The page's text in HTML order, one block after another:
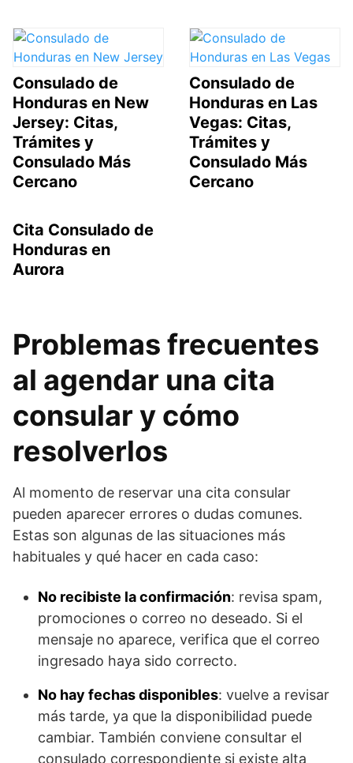
Consulado de
Honduras en New
Jersey: Citas,
Trámites y
Consulado Más
Cercano
Consulado de
Honduras en Las
Vegas: Citas,
Trámites y
Consulado Más
Cercano
Cita Consulado de
Honduras en
Aurora
Problemas frecuentes
al agendar una cita
consular y cómo
resolverlos
Al momento de reservar una cita consular
pueden aparecer errores o dudas comunes.
Estas son algunas de las situaciones más
habituales y qué hacer en cada caso:
No recibiste la confirmación: revisa spam,
promociones o correo no deseado. Si el
mensaje no aparece, verifica que el correo
ingresado haya sido correcto.
No hay fechas disponibles: vuelve a revisar
más tarde, ya que la disponibilidad puede
cambiar. También conviene consultar el
consulado correspondiente si existe alta